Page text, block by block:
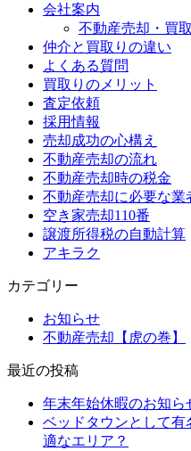
会社案内
不動産売却・買
仲介と買取りの違い
よくある質問
買取りのメリット
査定依頼
採用情報
売却成功の心構え
不動産売却の流れ
不動産売却時の税金
不動産売却に必要な業
空き家売却110番
譲渡所得税の自動計算
アキラク
カテゴリー
お知らせ
不動産売却【虎の巻】
最近の投稿
年末年始休暇のお知ら
ベッドタウンとして
適なエリア？